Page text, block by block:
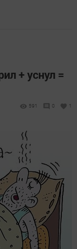
+ уснул =
591 0 1